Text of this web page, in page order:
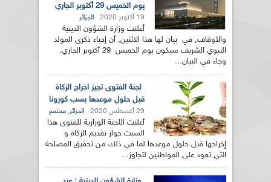
يوم الخميس 29 أكتوبر الجاري
19 أكتوبر 2020 الجزائر
أعلنت وزارة الشؤون الدينية
والأوقاف, في بيان لها هذا الاثنين, أن إحياء ذكرى المولد
النبوي الشريف سيكون يوم الخميس 29 أكتوبر الجاري.
وجاء في البيان...
لجنة الفتوى تجيز اخراج الزكاة
قبل حلول موعدها بسب كورونا
29 أغسطس 2020 الجزائر, مجتمع
أعلنت اللجنة الوزارية للفتوى هذا
السبت جواز تقديم الزكاة و
إخراجها قبل حلول موعدها لما في ذلك من تحقيق المصلحة
التي تعود على المواطنين لتجاوز...